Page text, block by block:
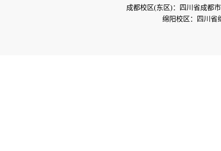
成都校区(东区)：四川省成都
绵阳校区：四川省